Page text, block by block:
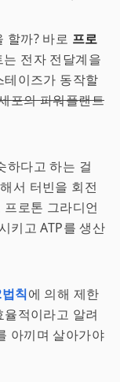
할까? 바로 프로
전자 전달계을
테이즈가 동작할
포의 파워플랜트
하다고 하는 걸
서 터빈을 회전
로톤 그라디언
키고 ATP를 생산
칙에 의해 제한
적이라고 알려
아끼며 살아가야